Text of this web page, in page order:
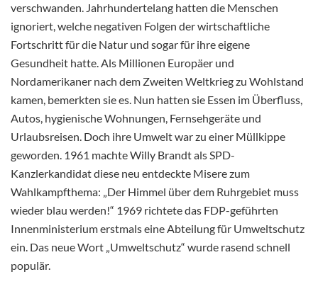
verschwanden. Jahrhundertelang hatten die Menschen
ignoriert, welche negativen Folgen der wirtschaftliche
Fortschritt für die Natur und sogar für ihre eigene
Gesundheit hatte. Als Millionen Europäer und
Nordamerikaner nach dem Zweiten Weltkrieg zu Wohlstand
kamen, bemerkten sie es. Nun hatten sie Essen im Überfluss,
Autos, hygienische Wohnungen, Fernsehgeräte und
Urlaubsreisen. Doch ihre Umwelt war zu einer Müllkippe
geworden. 1961 machte Willy Brandt als SPD-
Kanzlerkandidat diese neu entdeckte Misere zum
Wahlkampfthema: „Der Himmel über dem Ruhrgebiet muss
wieder blau werden!“ 1969 richtete das FDP-geführten
Innenministerium erstmals eine Abteilung für Umweltschutz
ein. Das neue Wort „Umweltschutz“ wurde rasend schnell
populär.